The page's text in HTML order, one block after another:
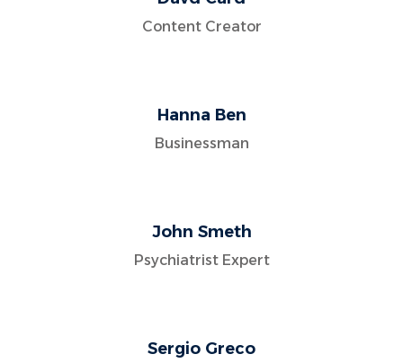
Content Creator
Hanna Ben
Businessman
John Smeth
Psychiatrist Expert
Sergio Greco